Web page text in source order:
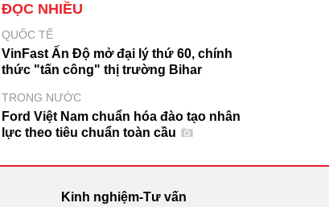
ĐỌC NHIỀU
QUỐC TẾ
VinFast Ấn Độ mở đại lý thứ 60, chính
thức "tấn công" thị trường Bihar
TRONG NƯỚC
Ford Việt Nam chuẩn hóa đào tạo nhân
lực theo tiêu chuẩn toàn cầu
Kinh nghiệm-Tư vấn